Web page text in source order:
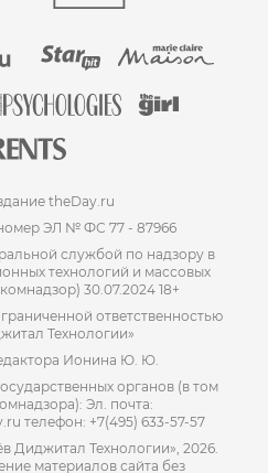
theDay.ru
ЭЛ № ФС 77 - 87966
службой по надзору в
технологий и массовых
30.07.2024 18+
ответственностью
Технологии»
Ионина Ю. Ю.
органов (в том
Эл. почта:
телефон: +7(495) 633-57-57
Технологии», 2026.
материалов сайта без